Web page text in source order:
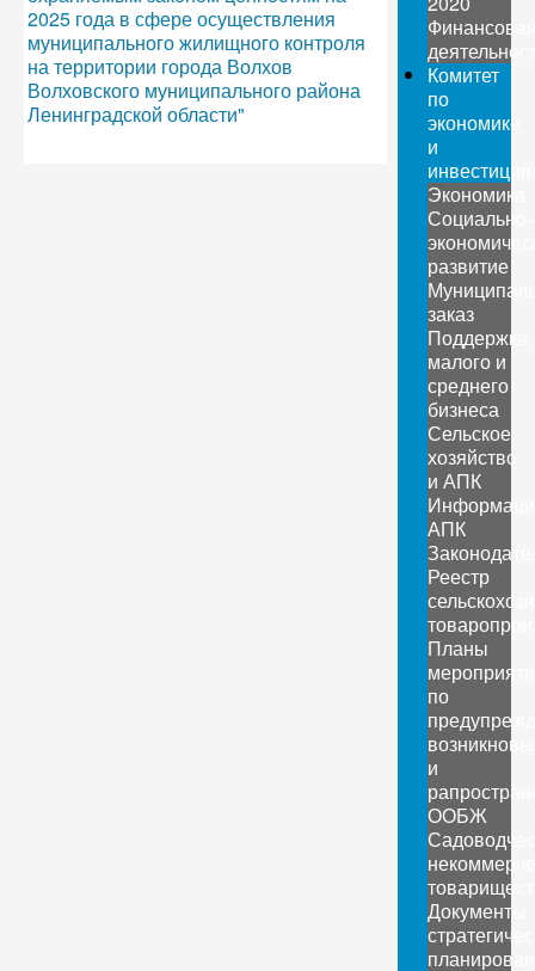
2025 года в сфере осуществления
муниципального жилищного контроля
на территории города Волхов
Волховского муниципального района
Ленинградской области"
Комитет
по
экономике
и
Экономика
Социально-
развитие
заказ
Поддержка
малого и
среднего
бизнеса
Сельское
хозяйство
и АПК
АПК
Реестр
Планы
по
и
ООБЖ
Документы